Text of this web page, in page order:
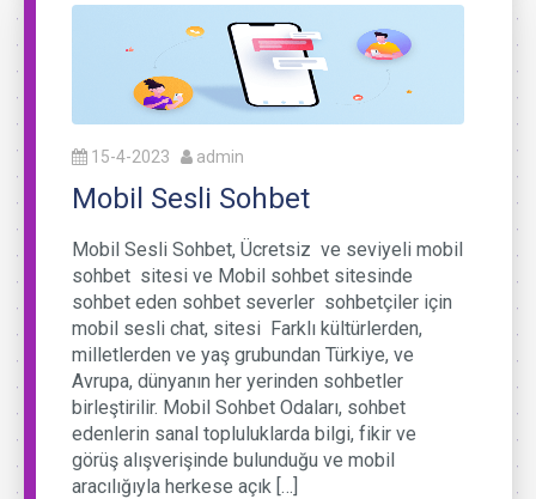
15-4-2023 admin
Mobil Sesli Sohbet
Mobil Sesli Sohbet, Ücretsiz ve seviyeli mobil
sohbet sitesi ve Mobil sohbet sitesinde
sohbet eden sohbet severler sohbetçiler için
mobil sesli chat, sitesi Farklı kültürlerden,
milletlerden ve yaş grubundan Türkiye, ve
Avrupa, dünyanın her yerinden sohbetler
birleştirilir. Mobil Sohbet Odaları, sohbet
edenlerin sanal topluluklarda bilgi, fikir ve
görüş alışverişinde bulunduğu ve mobil
aracılığıyla herkese açık […]